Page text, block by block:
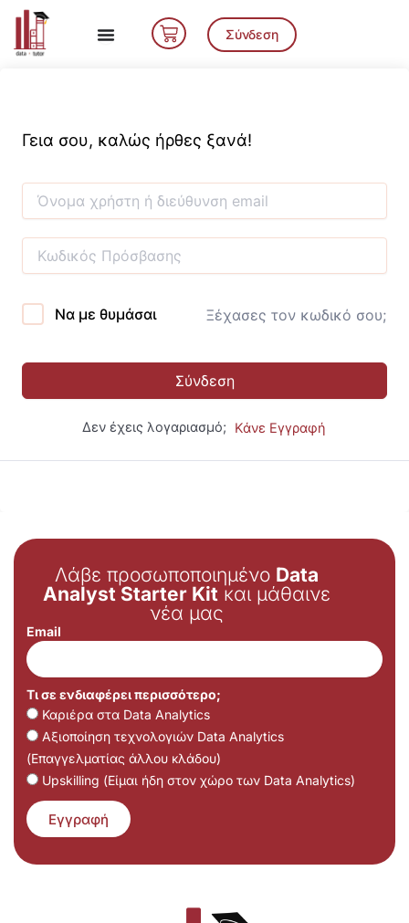
Μετάβαση
περιεχόμενο
Cart Σύνδεση
Γεια σου, καλώς ήρθες ξανά!
Να με θυμάσαι Ξέχασες τον κωδικό σου;
Σύνδεση
Δεν έχεις λογαριασμό; Κάνε Εγγραφή
Λάβε προσωποποιημένο Data
Analyst Starter Kit και μάθαινε
νέα μας
Email
Τι σε ενδιαφέρει περισσότερο;
Καριέρα στα Data Analytics
Αξιοποίηση τεχνολογιών Data Analytics
(Επαγγελματίας άλλου κλάδου)
Upskilling (Είμαι ήδη στον χώρο των Data Analytics)
Εγγραφή